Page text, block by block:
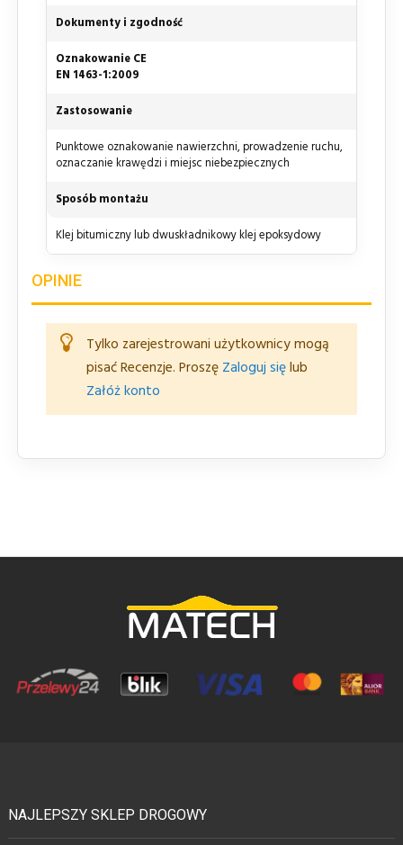
Dokumenty i zgodność
Oznakowanie CE
EN 1463-1:2009
Zastosowanie
Punktowe oznakowanie nawierzchni, prowadzenie ruchu,
oznaczanie krawędzi i miejsc niebezpiecznych
Sposób montażu
Klej bitumiczny lub dwuskładnikowy klej epoksydowy
OPINIE
Tylko zarejestrowani użytkownicy mogą
pisać Recenzje. Proszę Zaloguj sięlub
Załóż konto
NAJLEPSZY SKLEP DROGOWY